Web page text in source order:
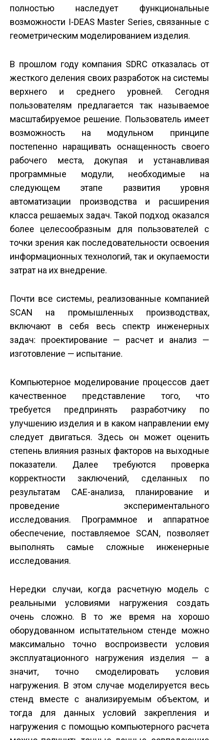
полностью наследует функциональные
возможности I-DEAS Master Series, связанные с
геометрическим моделированием изделия.
В прошлом году компания SDRC отказалась от
жесткого деления своих разработок на системы
верхнего и среднего уровней. Сегодня
пользователям предлагается так называемое
масштабируемое решение. Пользователь имеет
возможность на модульном принципе
постепенно наращивать оснащенность своего
рабочего места, докупая и устанавливая
программные модули, необходимые на
следующем этапе развития уровня
автоматизации производства и расширения
класса решаемых задач. Такой подход оказался
более целесообразным для пользователей с
точки зрения как последовательности освоения
информационных технологий, так и окупаемости
затрат на их внедрение.
Почти все системы, реализованные компанией
SCAN на промышленных производствах,
включают в себя весь спектр инженерных
задач: проектирование — расчет и анализ —
изготовление — испытание.
Компьютерное моделирование процессов дает
качественное представление того, что
требуется предпринять разработчику по
улучшению изделия и в каком направлении ему
следует двигаться. Здесь он может оценить
степень влияния разных факторов на выходные
показатели. Далее требуются проверка
корректности заключений, сделанных по
результатам CAE-анализа, планирование и
проведение экспериментального
исследования. Программное и аппаратное
обеспечение, поставляемое SCAN, позволяет
выполнять самые сложные инженерные
исследования.
Нередки случаи, когда расчетную модель с
реальными условиями нагружения создать
очень сложно. В то же время на хорошо
оборудованном испытательном стенде можно
максимально точно воспроизвести условия
эксплуатационного нагружения изделия — а
значит, точно смоделировать условия
нагружения. В этом случае моделируется весь
стенд вместе с анализируемым объектом, и
тогда для данных условий закрепления и
нагружения с помощью компьютерного расчета